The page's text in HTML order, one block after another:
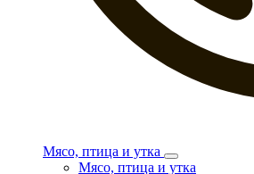
Мясо, птица и утка
Мясо, птица и утка